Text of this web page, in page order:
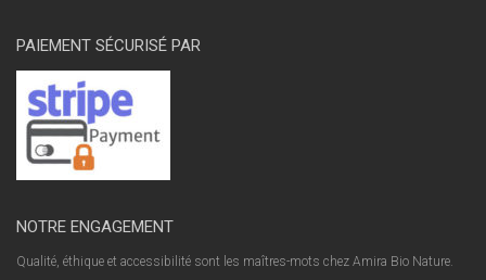
PAIEMENT SÉCURISÉ PAR
NOTRE ENGAGEMENT
Qualité, éthique et accessibilité sont les maîtres-mots chez Amira Bio Nature.